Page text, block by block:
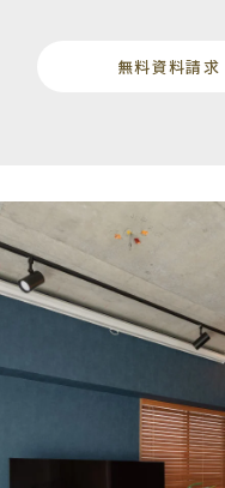
無料資料請求